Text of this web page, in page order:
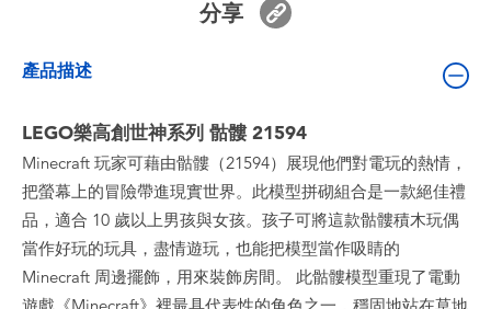
分享
產品描述
LEGO樂高創世神系列 骷髏 21594
Minecraft 玩家可藉由骷髏（21594）展現他們對電玩的熱情，
把螢幕上的冒險帶進現實世界。此模型拼砌組合是一款絕佳禮
品，適合 10 歲以上男孩與女孩。孩子可將這款骷髏積木玩偶
當作好玩的玩具，盡情遊玩，也能把模型當作吸睛的
Minecraft 周邊擺飾，用來裝飾房間。 此骷髏模型重現了電動